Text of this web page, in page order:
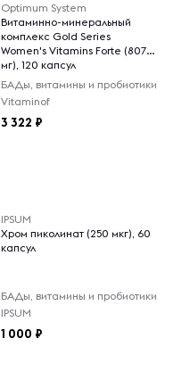
Optimum System
Витаминно-минеральный
комплекс Gold Series
Women's Vitamins Forte (807
мг), 120 капсул
БАДы, витамины и пробиотики
Vitaminof
3 322
IPSUM
Хром пиколинат (250 мкг), 60
капсул
БАДы, витамины и пробиотики
IPSUM
1 000